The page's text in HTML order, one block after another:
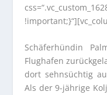
Schäferhündin
Flughafen
dort sehnsüchtig
Als der 9-jährige